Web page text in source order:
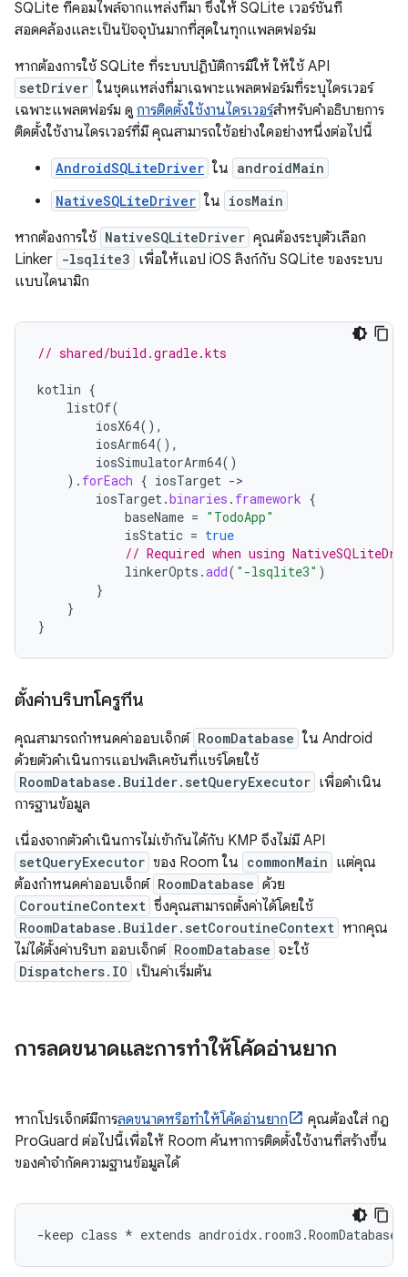
SQLite ที่คอมไพล์จากแหล่งที่มา ซึ่งให้ SQLite เวอร์ชันที่
สอดคล้องและเป็นปัจจุบันมากที่สุดในทุกแพลตฟอร์ม
หากต้องการใช้ SQLite ที่ระบบปฏิบัติการมีให้ ให้ใช้ API
setDriver ในชุดแหล่งที่มาเฉพาะแพลตฟอร์มที่ระบุไดรเวอร์
เฉพาะแพลตฟอร์ม ดู การติดตั้งใช้งานไดรเวอร์สำหรับคำอธิบายการ
ติดตั้งใช้งานไดรเวอร์ที่มี คุณสามารถใช้อย่างใดอย่างหนึ่งต่อไปนี้
AndroidSQLiteDriver ใน androidMain
NativeSQLiteDriver ใน iosMain
หากต้องการใช้ NativeSQLiteDriver คุณต้องระบุตัวเลือก
Linker -lsqlite3 เพื่อให้แอป iOS ลิงก์กับ SQLite ของระบบ
แบบไดนามิก
// shared/build.gradle.kts
kotlin {
listOf(
iosX64(),
iosArm64(),
iosSimulatorArm64()
). forEach { iosTarget -
iosTarget.binaries . framework {
baseName = "TodoApp"
isStatic = true
// Required when using
linkerOpts .add( "-lsqlite3" )
}
}
}
ตั้งค่าบริบทโครูทีน
คุณสามารถกำหนดค่าออบเจ็กต์ RoomDatabase ใน Android
ด้วยตัวดำเนินการแอปพลิเคชันที่แชร์โดยใช้
RoomDatabase.Builder.setQueryExecutor เพื่อดำเนิน
การฐานข้อมูล
เนื่องจากตัวดำเนินการไม่เข้ากันได้กับ KMP จึงไม่มี API
setQueryExecutor ของ Room ใน commonMain แต่คุณ
ต้องกำหนดค่าออบเจ็กต์ RoomDatabase ด้วย
CoroutineContext ซึ่งคุณสามารถตั้งค่าได้โดยใช้
RoomDatabase.Builder.setCoroutineContext หากคุณ
ไม่ได้ตั้งค่าบริบท ออบเจ็กต์ RoomDatabase จะใช้
Dispatchers.IO เป็นค่าเริ่มต้น
การลดขนาดและการทำให้โค้ดอ่านยาก
หากโปรเจ็กต์มีการลดขนาดหรือทำให้โค้ดอ่านยาก
คุณต้องใส่ กฎ
ProGuard ต่อไปนี้เพื่อให้ Room ค้นหาการติดตั้งใช้งานที่สร้างขึ้น
ของคำจำกัดความฐานข้อมูลได้